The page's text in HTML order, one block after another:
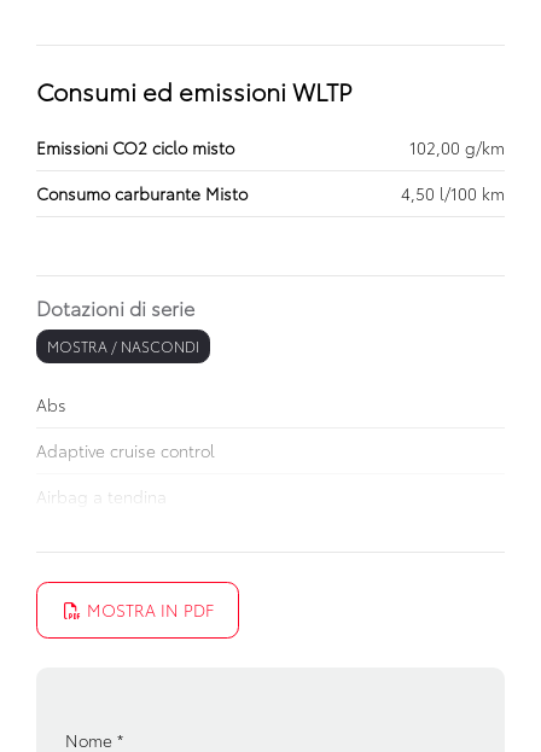
Consumi ed emissioni WLTP
Emissioni CO2 ciclo misto
102,00 g/km
Consumo carburante Misto
4,50 l/100 km
Dotazioni di serie
MOSTRA / NASCONDI
Abs
Adaptive cruise control
Airbag a tendina
Airbag laterali
Airbag per le ginocchia
MOSTRA IN PDF
Nome *